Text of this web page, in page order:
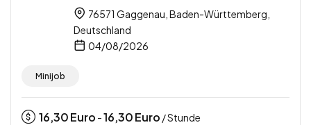
76571 Gaggenau, Baden-Württemberg,
Deutschland
04/08/2026
Minijob
16,30Euro -16,30Euro / Stunde